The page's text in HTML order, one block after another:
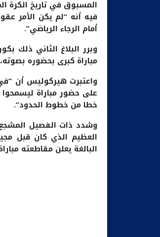
المسبوق في تاريخ الكرة
فيه أنه “لم يكن الأمر
أمام الرجاء الرياضي”.
وبرر البلاغ الثاني ذلك
مباراة كبرى بحضوره بصوته،
واعتبرت هيركوليس أن
على حضور مباراة
خطا من خطوط الحدود”.
وشدد ذات الفصيل
العظيم الذي كان قبل
البالغة يعلن مقاطعته